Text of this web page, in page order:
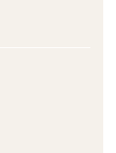
います。
料は施さず、も
した。防腐剤や